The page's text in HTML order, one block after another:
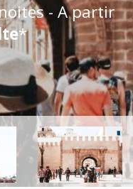
- A partir
*